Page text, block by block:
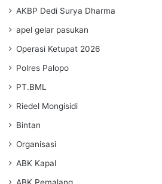
AKBP Dedi Surya Dharma
apel gelar pasukan
Operasi Ketupat 2026
Polres Palopo
PT.BML
Riedel Mongisidi
Bintan
Organisasi
ABK Kapal
ABK Pemalang